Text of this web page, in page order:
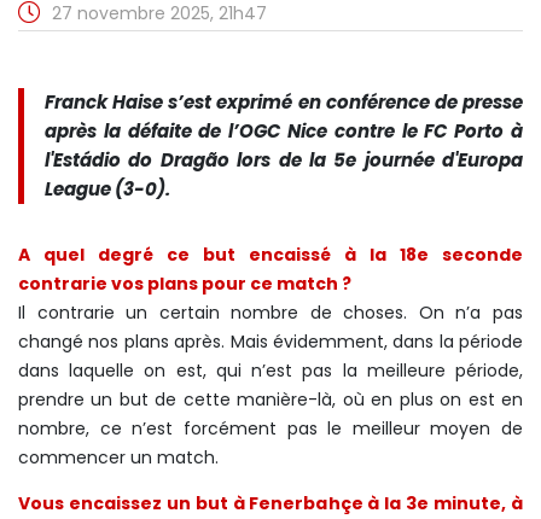
27 novembre 2025, 21h47
Franck Haise s’est exprimé en conférence de presse
après la défaite de l’OGC Nice contre le FC Porto à
l'Estádio do Dragão lors de la 5e journée d'Europa
League (3-0).
A quel degré ce but encaissé à la 18e seconde
contrarie vos plans pour ce match ?
Il contrarie un certain nombre de choses. On n’a pas
changé nos plans après. Mais évidemment, dans la période
dans laquelle on est, qui n’est pas la meilleure période,
prendre un but de cette manière-là, où en plus on est en
nombre, ce n’est forcément pas le meilleur moyen de
commencer un match.
Vous encaissez un but à Fenerbahçe à la 3e minute, à